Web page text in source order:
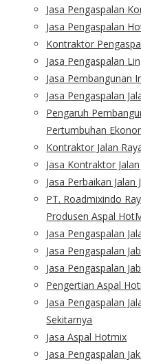
Jasa Pengaspalan
Jasa Pengaspalan
Kontraktor
Jasa Pengaspalan
Jasa Pembangunan
Jasa Pengaspalan
Pengaruh
Pertumbuhan
Kontraktor Jalan
Jasa Kontraktor Jalan
Jasa Perbaikan Jalan
PT. Roadmixindo
Produsen Aspal
Jasa Pengaspalan
Jasa Pengaspalan
Jasa Pengaspalan
Pengertian Aspal
Jasa Pengaspalan
Sekitarnya
Jasa Aspal Hotmix
Jasa Pengaspalan